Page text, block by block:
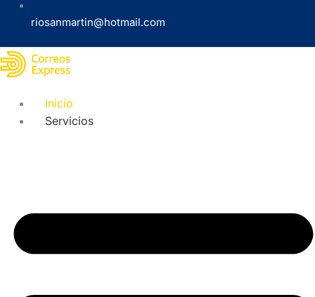
riosanmartin@hotmail.com
Inicio
Servicios